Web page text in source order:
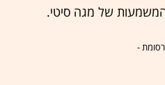
המשמעות של מגה סיטי.
-